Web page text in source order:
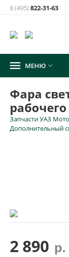
8 (495)822-31-63
 МЕНЮ 
Фара
Запчасти УАЗ
Дополнительный
2 890 р.
товара:
Фара
(Starled)
E-mail для